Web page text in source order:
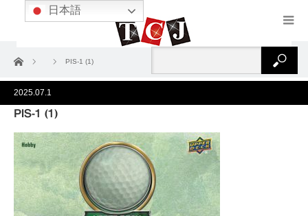
ホーム PIS-1 (1)
2025.07.1
PIS-1 (1)
日本語